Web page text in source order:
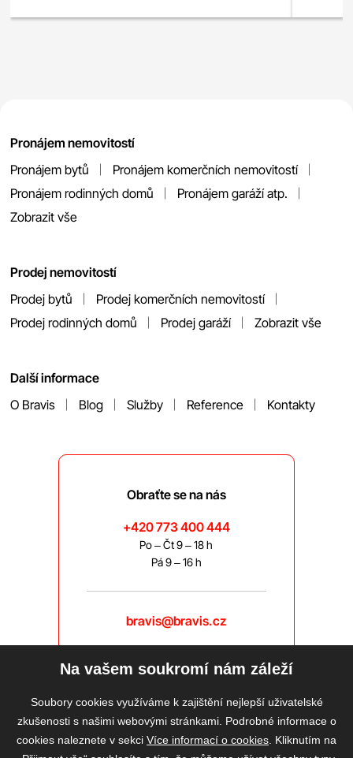
Pronájem nemovitostí
Pronájem bytů
Pronájem komerčních nemovitostí
Pronájem rodinných domů
Pronájem garáží atp.
Zobrazit vše
Prodej nemovitostí
Prodej bytů
Prodej komerčních nemovitostí
Prodej rodinných domů
Prodej garáží Zobrazit vše
Další informace
O Bravis
Blog Služby Reference Kontakty
Obraťte se na nás
+420 773 400 444
Po – Čt 9 – 18 h
Pá 9 – 16 h
bravis@bravis.cz
Na vašem soukromí nám záleží
Soubory cookies využíváme k zajištění nejlepší uživatelské
zkušenosti s našimi webovými stránkami. Podrobné informace o
cookies naleznete v sekci Více informací o cookies . Kliknutím na